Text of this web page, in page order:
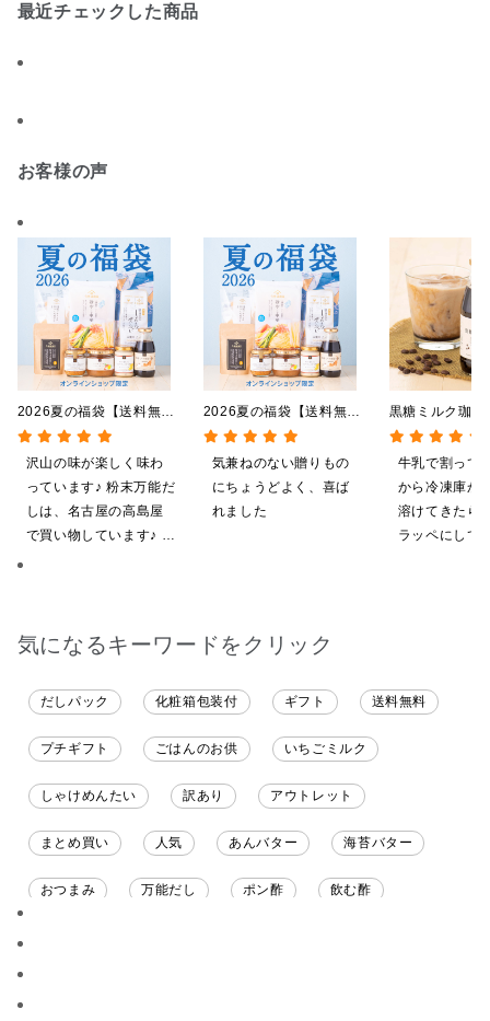
最近チェックした商品
お客様の声
2026夏の福袋【送料無
料】【オンライン限定】
【ポイントキャンペーン実
施中】【のし・ラッピン
グ・化粧箱詰め不可】
気兼ねのない贈りもの
にちょうどよく、喜ば
れました
2026夏の福袋【送料無
料】【オンライン限定】
【ポイントキャンペーン実
施中】【のし・ラッピン
グ・化粧箱詰め不可】
沢山の味が楽しく味わ
っています♪ 粉末万能だ
しは、名古屋の高島屋
で買い物しています♪ と
黒糖ミルク珈
275ml （ドリ
希釈タイプ）
牛乳で割って
から冷凍庫か
溶けてきたら
ラッペにして
気になるキーワードをクリック
だしパック 化粧箱包装付 ギフト 送料無料
プチギフト ごはんのお供 いちごミルク
しゃけめんたい 訳あり アウトレット
まとめ買い 人気 あんバター 海苔バター
おつまみ 万能だし ポン酢 飲む酢